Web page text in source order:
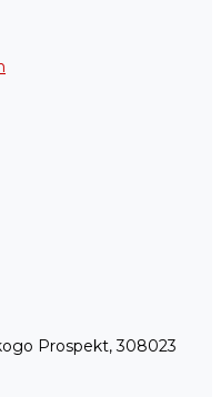
Prospekt, 308023